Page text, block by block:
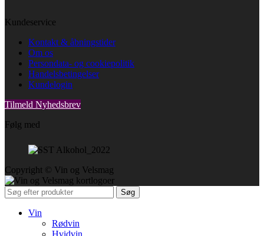
Kundeservice
Kontakt & åbningstider
Om os
Persondata- og cookiepolitik
Handelsbetingelser
Kundelogin
Tilmeld Nyhedsbrev
Følg med
Copyright © Vin og Velsmag
Søg
Vin
Rødvin